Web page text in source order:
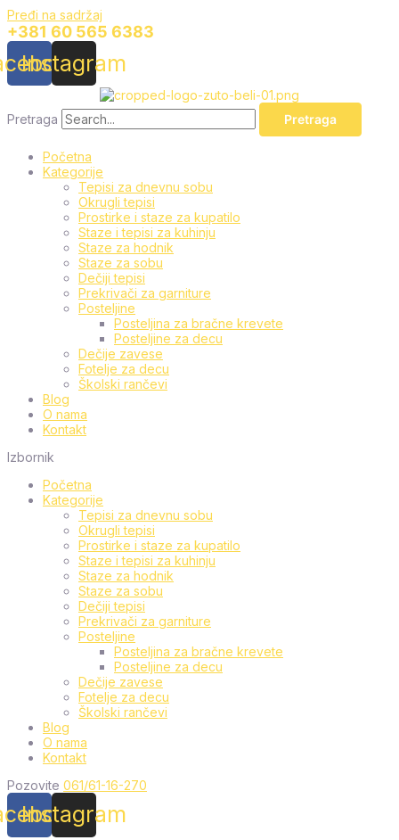
Pređi na sadržaj
+381 60 565 6383
Instagram
Pretraga Pretraga
Početna
Kategorije
Tepisi za dnevnu sobu
Okrugli tepisi
Prostirke i staze za kupatilo
Staze i tepisi za kuhinju
Staze za hodnik
Staze za sobu
Dečiji tepisi
Prekrivači za garniture
Posteljine
Posteljina za bračne krevete
Posteljine za decu
Dečije zavese
Fotelje za decu
Školski rančevi
Blog
O nama
Kontakt
Izbornik
Početna
Kategorije
Tepisi za dnevnu sobu
Okrugli tepisi
Prostirke i staze za kupatilo
Staze i tepisi za kuhinju
Staze za hodnik
Staze za sobu
Dečiji tepisi
Prekrivači za garniture
Posteljine
Posteljina za bračne krevete
Posteljine za decu
Dečije zavese
Fotelje za decu
Školski rančevi
Blog
O nama
Kontakt
Pozovite 061/61-16-270
Instagram